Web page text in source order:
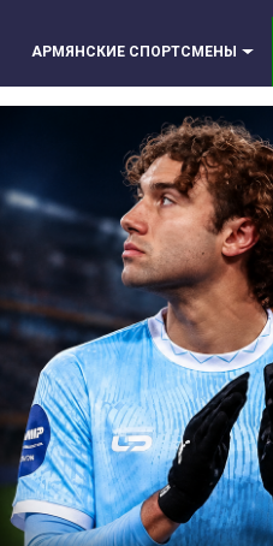
АРМЯНСКИЕ СПОРТСМЕНЫ